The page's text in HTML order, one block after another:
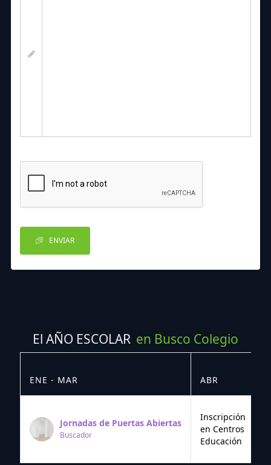
ENVIAR
El AÑO ESCOLAR en Busco Colegio
ENE - MAR ABR
Jornadas de Puertas Abiertas
Buscador
Inscripción
en Centros
Educación